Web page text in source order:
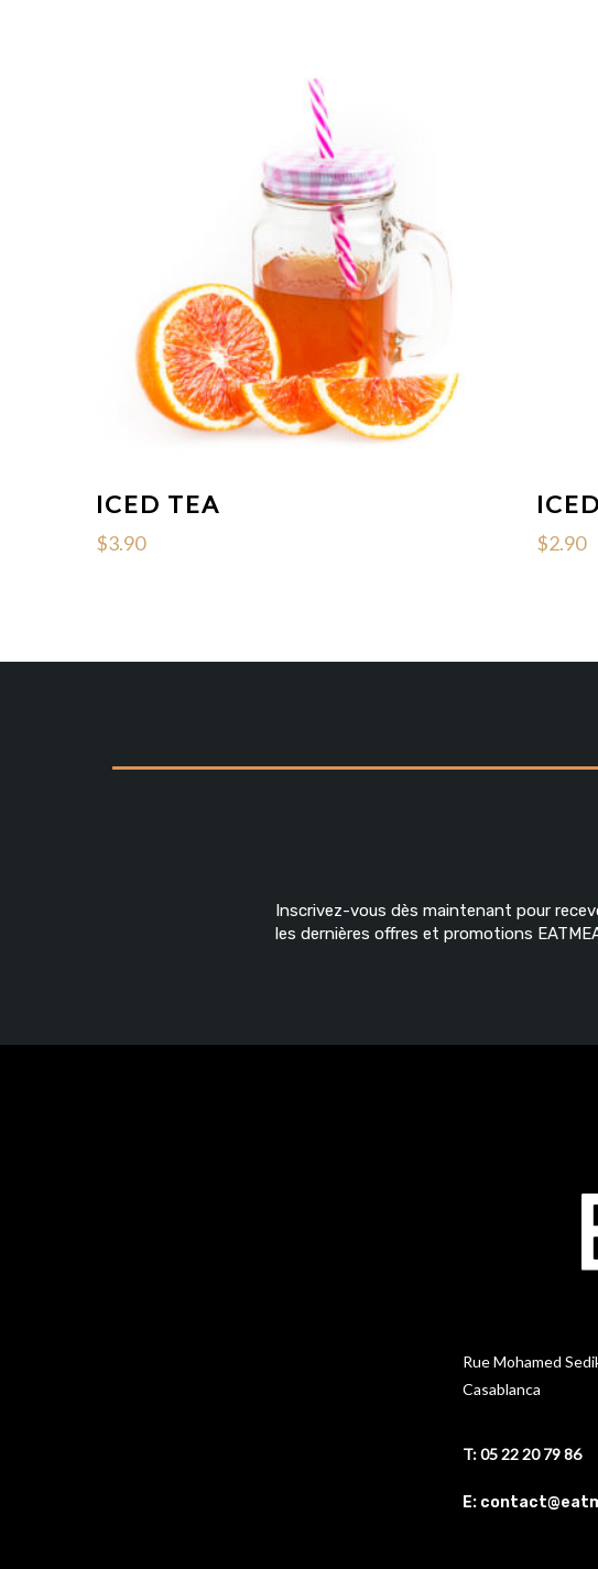
ICED TEA
$3.90 $2.90
Inscrivez-vous dès maintenant pour
les dernières offres et promotions
Rue Mohamed
Casablanca
T: 05 22 20 79 86
E: